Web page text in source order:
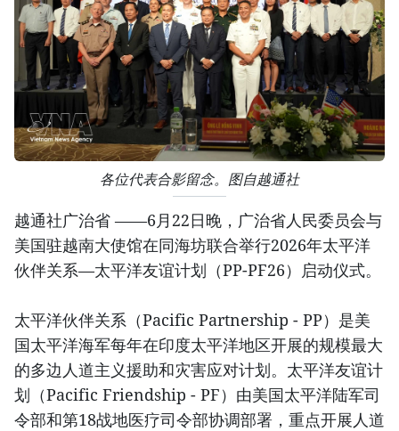
各位代表合影留念。图自越通社
越通社广治省 ——6月22日晚，广治省人民委员会与
美国驻越南大使馆在同海坊联合举行2026年太平洋
伙伴关系—太平洋友谊计划（PP-PF26）启动仪式。
太平洋伙伴关系（Pacific Partnership - PP）是美
国太平洋海军每年在印度太平洋地区开展的规模最大
的多边人道主义援助和灾害应对计划。太平洋友谊计
划（Pacific Friendship - PF）由美国太平洋陆军司
令部和第18战地医疗司令部协调部署，重点开展人道